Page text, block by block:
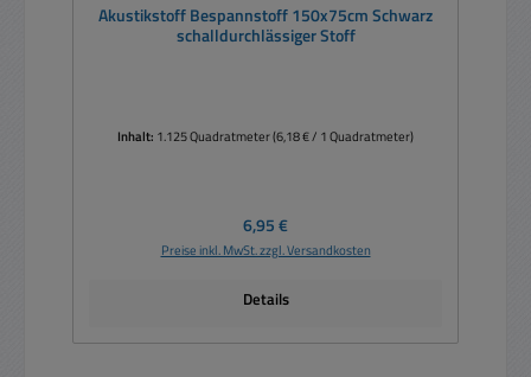
Akustikstoff Bespannstoff 150x75cm Schwarz
schalldurchlässiger Stoff
Inhalt: 1.125 Quadratmeter(6,18 € / 1 Quadratmeter)
Regulärer Preis:
6,95 €
Preise inkl. MwSt. zzgl. Versandkosten
Details